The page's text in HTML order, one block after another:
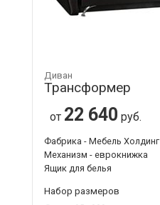
Диван
Трансформер
от 22 640 руб.
Фабрика - Мебель Холдинг
Механизм - еврокнижка
Ящик для белья
Набор размеров